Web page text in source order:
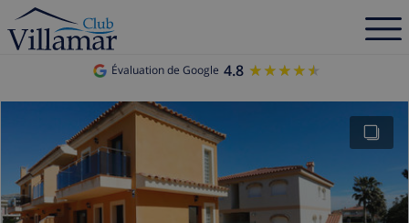
Évaluation de Google 4.8 ★★★★★
★★★★★